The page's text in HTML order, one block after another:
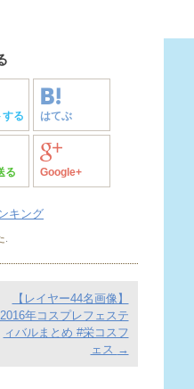
る はてぶ
る Google+
キング
【レイヤー44名画像】
2016年コスプレフェステ
ィバルまとめ #栄コスフ
ェス →